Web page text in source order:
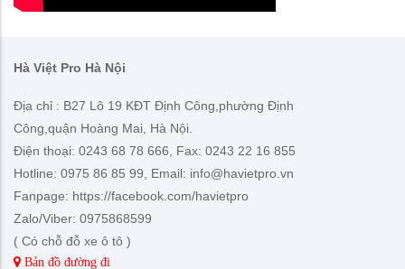
Hà Việt Pro Hà Nội
Địa chỉ : B27 Lô 19 KĐT Định Công,phường Định
Công,quận Hoàng Mai, Hà Nội.
Điện thoại: 0243 68 78 666, Fax: 0243 22 16 855
Hotline: 0975 86 85 99, Email: info@havietpro.vn
Fanpage: https://facebook.com/havietpro
Zalo/Viber: 0975868599
( Có chỗ đỗ xe ô tô )
Bản đồ đường đi